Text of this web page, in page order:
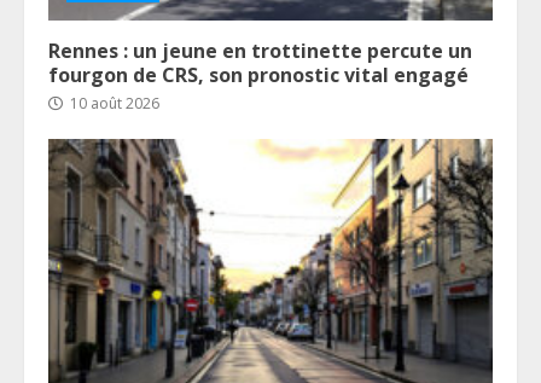
Rennes : un jeune en trottinette percute un
fourgon de CRS, son pronostic vital engagé
10 août 2026